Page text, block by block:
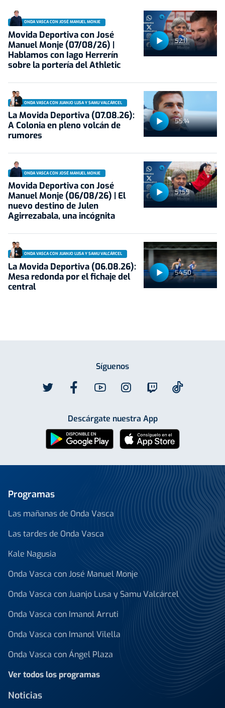
52:11
ONDA VASCA CON JOSÉ MANUEL MONJE
Movida Deportiva con José
Manuel Monje (07/08/26) |
Hablamos con Iago Herrerín
sobre la portería del Athletic
55:14
ONDA VASCA CON JUANJO LUSA Y SAMU VALCÁRCEL
La Movida Deportiva (07.08.26):
A Colonia en pleno volcán de
rumores
51:59
ONDA VASCA CON JOSÉ MANUEL MONJE
Movida Deportiva con José
Manuel Monje (06/08/26) | El
nuevo destino de Julen
Agirrezabala, una incógnita
54:50
ONDA VASCA CON JUANJO LUSA Y SAMU VALCÁRCEL
La Movida Deportiva (06.08.26):
Mesa redonda por el fichaje del
central
Síguenos
Descárgate nuestra App
Programas
Las mañanas de Onda Vasca
Las tardes de Onda Vasca
Kale Nagusia
Onda Vasca con José Manuel Monje
Onda Vasca con Juanjo Lusa y Samu Valcárcel
Onda Vasca con Imanol Arruti
Onda Vasca con Imanol Vilella
Onda Vasca con Ángel Plaza
Ver todos los programas
Noticias